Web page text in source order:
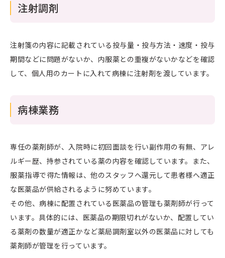
注射調剤
注射箋の内容に記載されている投与量・投与方法・速度・投与
期間などに問題がないか、内服薬との重複がないかなどを確認
して、個人用のカートに入れて病棟に注射剤を渡しています。
病棟業務
専任の薬剤師が、入院時に初回面談を行い副作用の有無、アレ
ルギー歴、持参されている薬の内容を確認しています。また、
服薬指導で得た情報は、他のスタッフへ還元して患者様へ適正
な医薬品が供給されるように努めています。
その他、病棟に配置されている医薬品の管理も薬剤師が行って
います。具体的には、医薬品の期限切れがないか、配置してい
る薬剤の数量が適正かなど薬局調剤室以外の医薬品に対しても
薬剤師が管理を行っています。